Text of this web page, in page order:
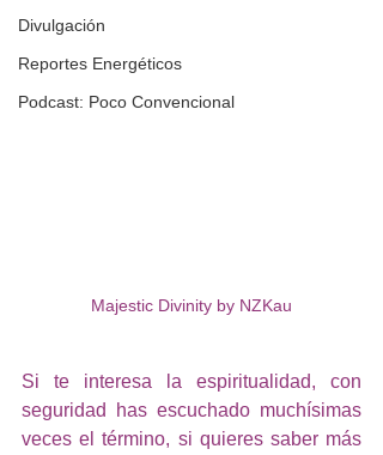
Divulgación
Reportes Energéticos
Podcast: Poco Convencional
Majestic Divinity by NZKau
Si te interesa la espiritualidad, con
seguridad has escuchado muchísimas
veces el término, si quieres saber más